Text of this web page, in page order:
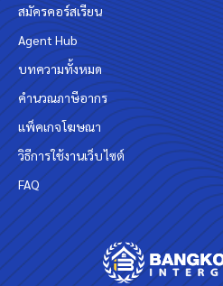
สมัครคอร์สเรียน
Agent Hub
บทความทั้งหมด
คำนวณภาษีอากร
แพ็คเกจโฆษณา
วิธีการใช้งานเว็บไซต์
FAQ